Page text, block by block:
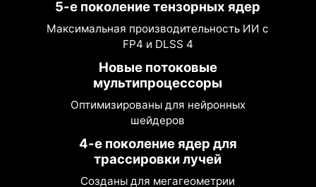
5-е поколение тензорных ядер
Максимальная производительность ИИ с
FP4 и DLSS 4
Новые потоковые
мультипроцессоры
Оптимизированы для нейронных
шейдеров
4-е поколение ядер для
трассировки лучей
Созданы для мегагеометрии